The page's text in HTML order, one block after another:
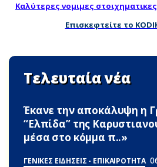
Καλύτερες νομιμες
Επισκεφτείτε το
Τελευταία νέα
Έκανε την αποκάλυψη η
“Ελπίδα” της
μέσα στο κόμμα π..»
ΓΕΝΙΚΕΣ ΕΙΔΗΣΕΙΣ - ΕΠΙΚΑΙΡΟΤΗΤΑ